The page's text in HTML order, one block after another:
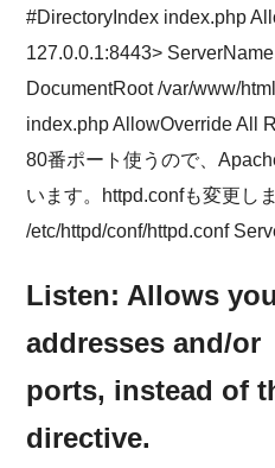
#DirectoryIndex index.php
127.0.0.1:8443>
DocumentRoot /var/www/
index.php AllowOverride All
80番ポート使うので、
います。httpd.confも変更し
/etc/httpd/conf/httpd.conf
Listen: Allows
addresses and/or
ports, instead of
directive.